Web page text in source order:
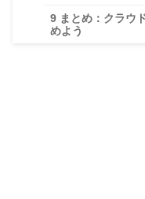
9 まとめ：クラウ
めよう